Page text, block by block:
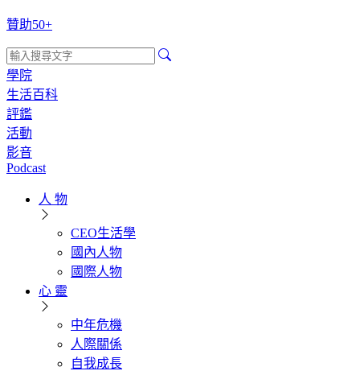
贊助50+
學院
生活百科
評鑑
活動
影音
Podcast
人 物
CEO生活學
國內人物
國際人物
心 靈
中年危機
人際關係
自我成長